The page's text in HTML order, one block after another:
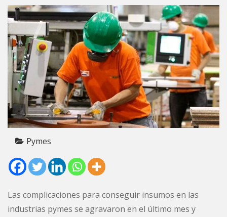
Pymes
Las complicaciones para conseguir insumos en las
industrias pymes se agravaron en el último mes y